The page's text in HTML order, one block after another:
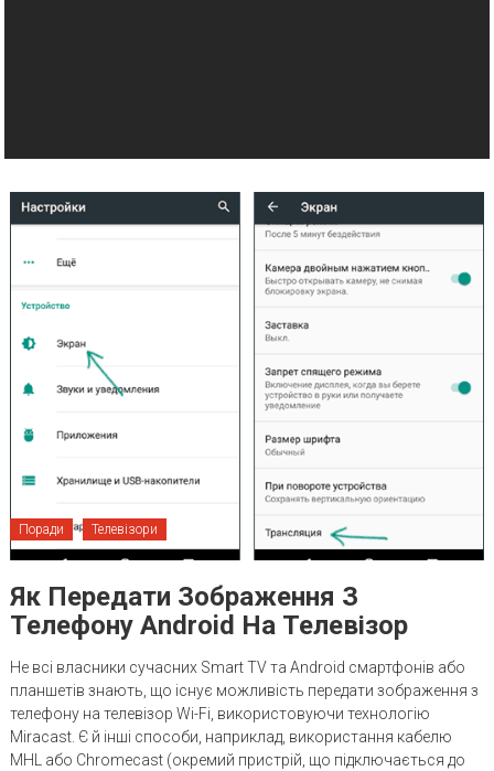
Поради Телевізори
Як Передати Зображення З
Телефону Android На Телевізор
Не всі власники сучасних Smart TV та Android смартфонів або
планшетів знають, що існує можливість передати зображення з
телефону на телевізор Wi-Fi, використовуючи технологію
Miracast. Є й інші способи, наприклад, використання кабелю
MHL або Chromecast (окремий пристрій, що підключається до